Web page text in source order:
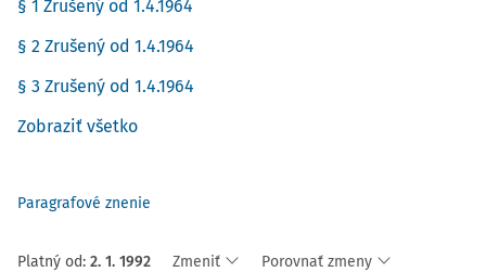
§ 1 Zrušený od 1.4.1964
§ 2 Zrušený od 1.4.1964
§ 3 Zrušený od 1.4.1964
Zobraziť všetko
Paragrafové znenie
Platný od: 2. 1. 1992 Zmeniť Porovnať zmeny